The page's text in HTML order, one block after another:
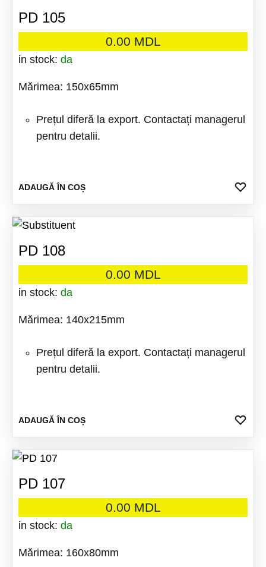
PD 105
0.00 MDL
in stock: da
Mărimea: 150x65mm
Prețul diferă la export. Contactați managerul
pentru detalii.
ADAUGĂ ÎN COȘ
PD 108
0.00 MDL
in stock: da
Mărimea: 140x215mm
Prețul diferă la export. Contactați managerul
pentru detalii.
ADAUGĂ ÎN COȘ
PD 107
0.00 MDL
in stock: da
Mărimea: 160x80mm